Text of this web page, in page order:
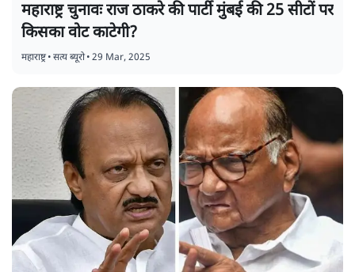
महाराष्ट्र चुनावः राज ठाकरे की पार्टी मुंबई की 25 सीटों पर
किसका वोट काटेगी?
महाराष्ट्र•सत्य ब्यूरो•29 Mar, 2025